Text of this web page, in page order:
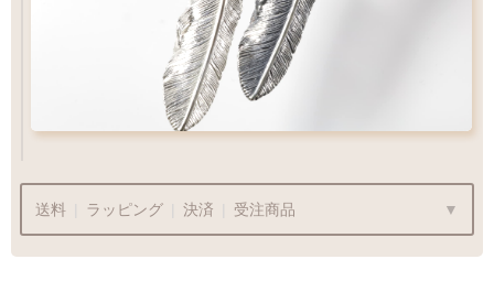
Wフェザーにカスタム
ペンダントをカスタム
送料 ラッピング 決済 受注商品